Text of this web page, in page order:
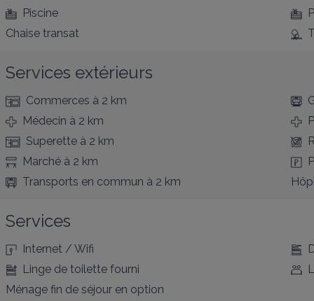
Piscine
Chaise transat
Services extérieurs
Commerces à 2 km
Médecin à 2 km
Superette à 2 km
Marché à 2 km
Transports en commun à 2 km
Services
Internet / Wifi
Linge de toilette fourni
Ménage fin de séjour en option